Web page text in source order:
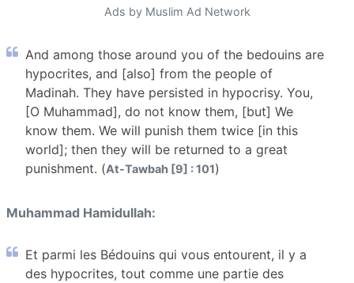
Ads by Muslim Ad Network
And among those around you of the bedouins are
hypocrites, and [also] from the people of
Madinah. They have persisted in hypocrisy. You,
[O Muhammad], do not know them, [but] We
know them. We will punish them twice [in this
world]; then they will be returned to a great
punishment. (At-Tawbah [9] : 101)
Muhammad Hamidullah:
Et parmi les Bédouins qui vous entourent, il y a
des hypocrites, tout comme une partie des